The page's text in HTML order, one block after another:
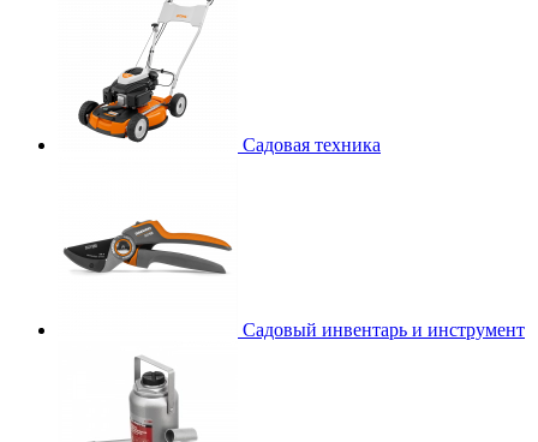
Садовая техника
Садовый инвентарь и инструмент